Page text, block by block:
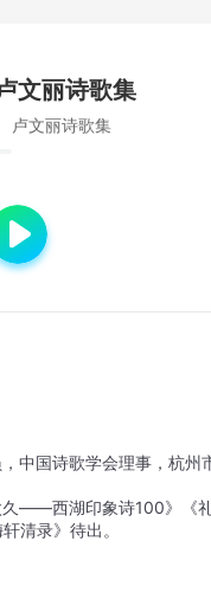
文丽诗歌集
卢文丽诗歌集
中国诗歌学会理事，杭
久——西湖印象诗100》
清录》待出。